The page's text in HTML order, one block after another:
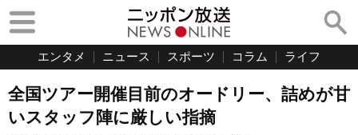
エンタメ ニュース スポーツ コラム ライフ
全国ツアー開催目前のオードリー、詰めが甘
いスタッフ陣に厳しい指摘